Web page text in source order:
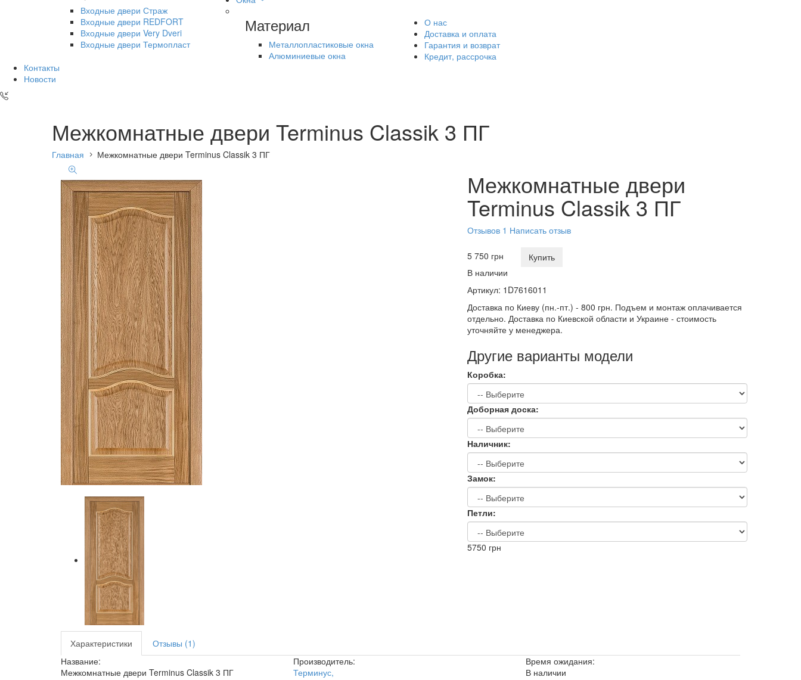
Входные двери Страж
Входные двери REDFORT
Входные двери Very Dveri
Входные двери Термопласт
Материал
Металлопластиковые окна
Алюминиевые окна
О нас
Доставка и оплата
Гарантия и возврат
Кредит, рассрочка
Контакты
Новости
Межкомнатные двери Terminus Classik 3 ПГ
Главная Межкомнатные двери Terminus Classik 3 ПГ
Межкомнатные двери
Terminus Classik 3 ПГ
Отзывов 1 Написать отзыв
5 750 грн
Купить
В наличии
Артикул: 1D7616011
Доставка по Киеву (пн.-пт.) - 800 грн. Подъем и монтаж оплачивается
отдельно. Доставка по Киевской области и Украине - стоимость
уточняйте у менеджера.
Другие варианты модели
Коробка:
Доборная доска:
Наличник:
Замок:
Петли:
5750 грн
Характеристики
Отзывы (1)
Название:
Межкомнатные двери Terminus Classik 3 ПГ
Производитель:
Терминус,
Время ожидания:
В наличии